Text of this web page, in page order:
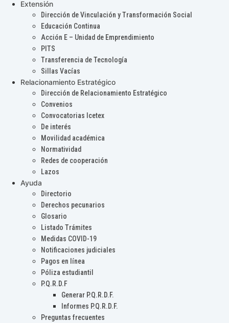
Extensión
Dirección de Vinculación y Transformación Social
Educación Continua
Acción E – Unidad de Emprendimiento
PITS
Transferencia de Tecnología
Sillas Vacías
Relacionamiento Estratégico
Dirección de Relacionamiento Estratégico
Convenios
Convocatorias Icetex
De interés
Movilidad académica
Normatividad
Redes de cooperación
Lazos
Ayuda
Directorio
Derechos pecunarios
Glosario
Listado Trámites
Medidas COVID-19
Notificaciones judiciales
Pagos en línea
Póliza estudiantil
P.Q.R.D.F
Generar P.Q.R.D.F.
Informes P.Q.R.D.F.
Preguntas frecuentes